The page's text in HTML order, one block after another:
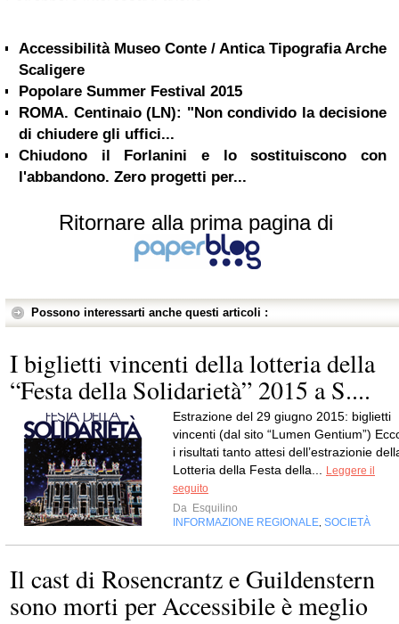
Accessibilità Museo Conte / Antica Tipografia Arche
Scaligere
Popolare Summer Festival 2015
ROMA. Centinaio (LN): "Non condivido la decisione
di chiudere gli uffici...
Chiudono il Forlanini e lo sostituiscono con
l'abbandono. Zero progetti per...
Ritornare alla prima pagina di
Possono interessarti anche questi articoli :
I biglietti vincenti della lotteria della
“Festa della Solidarietà” 2015 a S....
Estrazione del 29 giugno 2015: biglietti
vincenti (dal sito “Lumen Gentium”)
i risultati tanto attesi dell’estrazionie
Lotteria della Festa della...
Leggere il
seguito
Da Esquilino
INFORMAZIONE REGIONALE SOCIETÀ
Il cast di Rosencrantz e Guildenstern
sono morti per Accessibile è meglio